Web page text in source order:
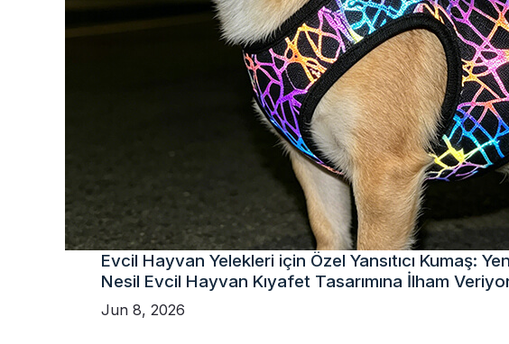
Evcil Hayvan Yelekleri için Özel Yansıtıcı Kumaş:
Nesil Evcil Hayvan Kıyafet Tasarımına İlham
Jun 8, 2026